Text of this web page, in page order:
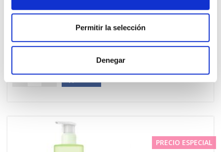
Permitir la selección
Denegar
A-DERMA
LIMPIADOR (1 LITRO) 250ML GRATIS!
19.90€
- +
PRECIO ESPECIAL